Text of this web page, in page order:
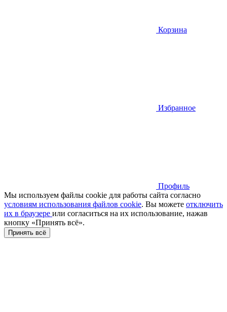
Корзина
Избранное
Профиль
Мы используем файлы cookie для работы сайта согласно
условиям использования файлов cookie. Вы можете отключить
их в браузере или cогласиться на их использование, нажав
кнопку «Принять всё».
Принять всё